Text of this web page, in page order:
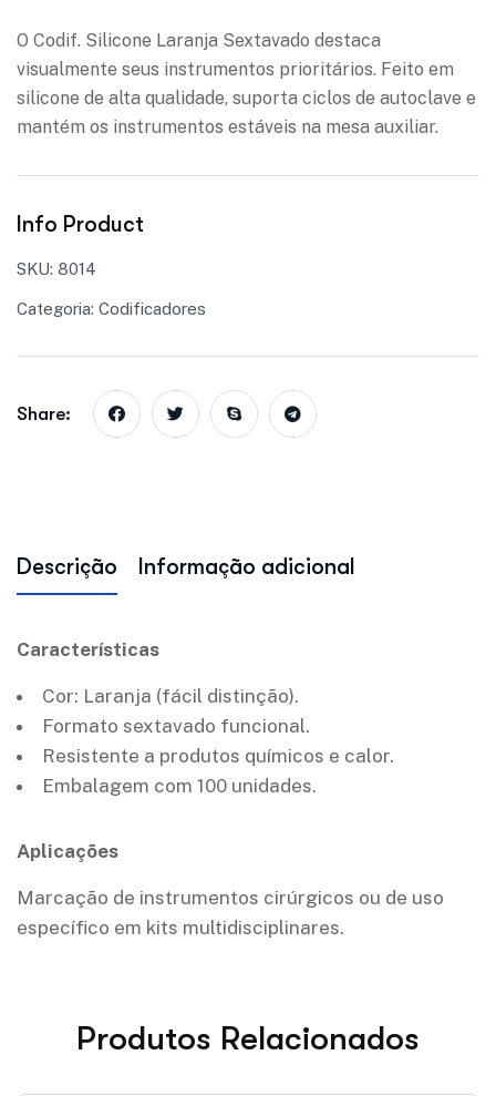
O Codif. Silicone Laranja Sextavado destaca
visualmente seus instrumentos prioritários. Feito em
silicone de alta qualidade, suporta ciclos de autoclave e
mantém os instrumentos estáveis na mesa auxiliar.
Info Product
SKU: 8014
Categoria: Codificadores
Share:
Descrição Informação adicional
Características
Cor: Laranja (fácil distinção).
Formato sextavado funcional.
Resistente a produtos químicos e calor.
Embalagem com 100 unidades.
Aplicações
Marcação de instrumentos cirúrgicos ou de uso
específico em kits multidisciplinares.
Produtos Relacionados